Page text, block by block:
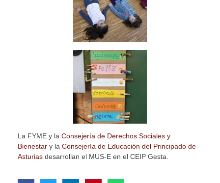
La FYME y la Consejería de Derechos Sociales y
Bienestary la Consejería de Educación del Principado de
Asturiasdesarrollan el MUS-E en el CEIP Gesta.